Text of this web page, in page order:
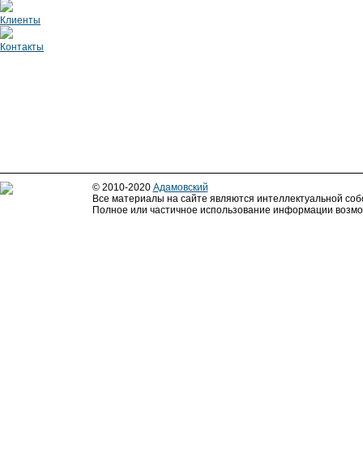
Клиенты
Контакты
© 2010-2020 Адамовский
Все материалы на сайте являются интеллектуальной
Полное или частичное использование информации